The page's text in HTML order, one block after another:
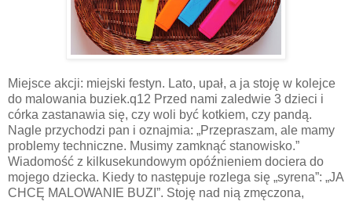
Miejsce akcji: miejski festyn. Lato, upał, a ja stoję w kolejce
do malowania buziek.q12 Przed nami zaledwie 3 dzieci i
córka zastanawia się, czy woli być kotkiem, czy pandą.
Nagle przychodzi pan i oznajmia: „Przepraszam, ale mamy
problemy techniczne. Musimy zamknąć stanowisko.”
Wiadomość z kilkusekundowym opóźnieniem dociera do
mojego dziecka. Kiedy to następuje rozlega się „syrena”: „JA
CHCĘ MALOWANIE BUZI”. Stoję nad nią zmęczona,